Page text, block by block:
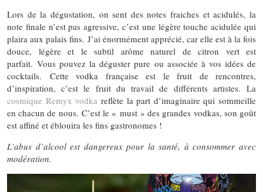
Lors de la dégustation, on sent des notes fraiches et acidulés, la
note finale n’est pas agressive, c’est une légère touche acidulée qui
plaira aux palais fins. J’ai énormément apprécié, car elle est à la fois
douce, légère et le subtil arôme naturel de citron vert est
parfait. Vous pouvez la déguster pure ou associée à vos idées de
cocktails. Cette vodka française est le fruit de rencontres,
d’inspiration, c’est le fruit du travail de différents artistes. La
cosmique Remyx vodka reflète la part d’imaginaire qui sommeille
en chacun de nous. C’est le « must » des grandes vodkas, son goût
est affiné et éblouira les fins gastronomes !
L’abus d’alcool est dangereux pour la santé, à consommer avec
modération.